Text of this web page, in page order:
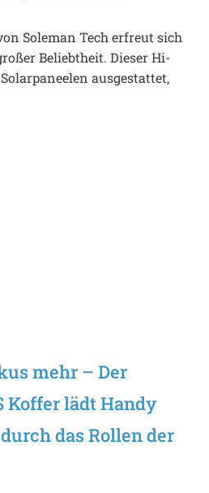
Soleman Tech erfreut sich
Beliebtheit. Dieser Hi-
ausgestattet,
mehr – Der
Koffer lädt Handy
das Rollen der